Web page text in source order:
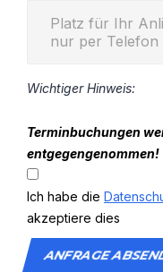
Wichtiger Hinweis:
Terminbuchungen
entgegengenommen!
Ich habe die
akzeptiere dies
ANFRAGE